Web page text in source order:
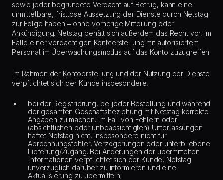
sowie jeder begründete Verdacht auf Betrug, kann eine
unmittelbare, fristlose Aussetzung der Dienste durch Netstag
zur Folge haben – ohne vorherige Mitteilung oder
Ankündigung. Netstag behält sich außerdem das Recht vor, im
Falle einer verdächtigen Kontoerstellung mit autorisiertem
Personal im Überwachungsmodus auf das Konto zuzugreifen.
Im Rahmen der Kontoerstellung und der Nutzung der Dienste
verpflichtet sich der Kunde insbesondere,
bei der Registrierung, bei jeder Bestellung und während
der gesamten Geschäftsbeziehung mit Netstag korrekte
Angaben zu machen. Im Fall von Fehlern oder
(absichtlichen oder unbeabsichtigten) Unterlassungen
haftet Netstag nicht, insbesondere nicht für
Abrechnungsfehler, Verzögerungen oder unterbliebene
Lieferung/Zugang. Bei Änderungen der übermittelten
Informationen verpflichtet sich der Kunde, Netstag
unverzüglich darüber zu informieren und eine
Aktualisierung zu übermitteln;